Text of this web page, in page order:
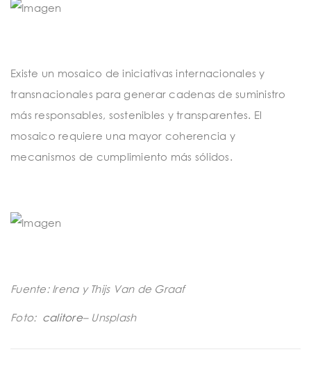
Existe un mosaico de iniciativas internacionales y
transnacionales para generar cadenas de suministro
más responsables, sostenibles y transparentes. El
mosaico requiere una mayor coherencia y
mecanismos de cumplimiento más sólidos.
Fuente: Irena y Thijs Van de Graaf
Foto: calitore– Unsplash